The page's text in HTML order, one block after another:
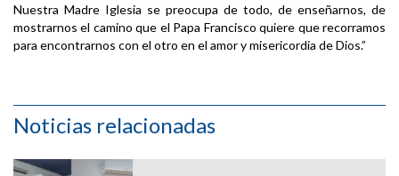
Nuestra Madre Iglesia se preocupa de todo, de enseñarnos, de
mostrarnos el camino que el Papa Francisco quiere que recorramos
para encontrarnos con el otro en el amor y misericordia de Dios.”
Noticias relacionadas